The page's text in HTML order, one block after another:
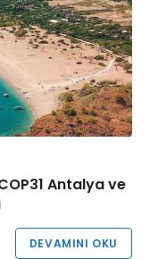
Antalya ve
DEVAMINI OKU